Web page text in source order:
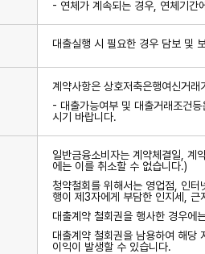
- 연체가 계속되는 경우, 연체기간
대출실행 시 필요한 경우 담보 및
계약사항은 상호저축은행여신거
- 대출가능여부 및 대출거래조건
시기 바랍니다.
일반금융소비자는 계약체결일, 계
에는 이를 취소할 수 없습니다.)
청약철회를 위해서는 영업점, 인
행이 제3자에게 부담한 인지세, 근
대출계약 철회권을 행사한 경우에
대출계약 철회권을 남용하여 해당
이익이 발생할 수 있습니다.